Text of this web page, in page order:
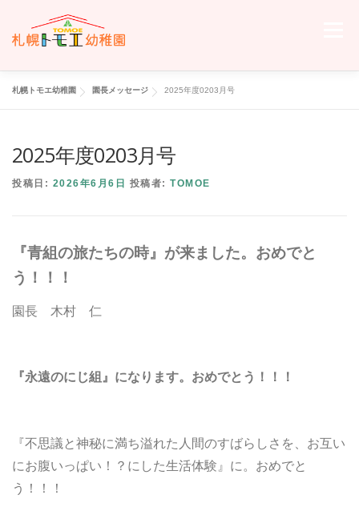
ツ
トモエについて
交通案内 お問い合わせ
札幌トモエ幼稚園 園長メッセージ 2025年度0203月号
2025年度0203月号
投稿日: 2026年6月6日 投稿者: TOMOE
『青組の旅たちの時』が来ました。おめでと
う！！！
園長 木村 仁
『永遠のにじ組』になります。おめでとう！！！
『不思議と神秘に満ち溢れた人間のすばらしさを、お互い
にお腹いっぱい！？にした生活体験』に。おめでと
う！！！